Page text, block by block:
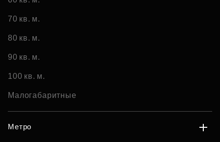
70 кв. м.
80 кв. м.
90 кв. м.
100 кв. м.
Малогабаритные
Метро